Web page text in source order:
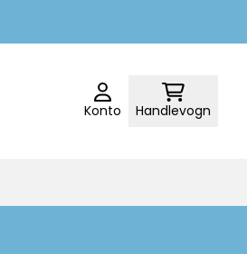
Konto Handlevogn